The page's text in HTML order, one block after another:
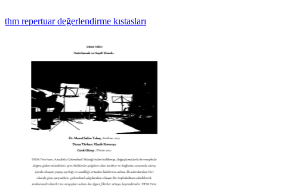
thm repertuar değerlendirme kıstasları